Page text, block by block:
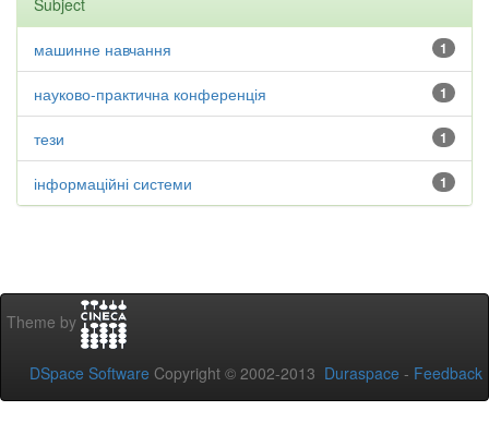
Subject
1
машинне навчання
1
науково-практична конференція
1
тези
1
інформаційні системи
Theme by
DSpace Software Copyright © 2002-2013 Duraspace - Feedback